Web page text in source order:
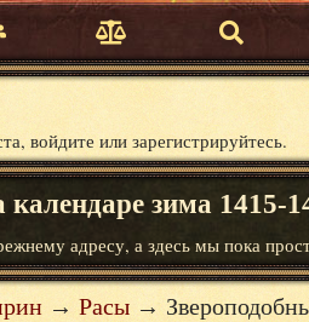
войдите или зарегистрируйтесь.
календаре зима 1415-
адресу, а здесь мы пока
→Расы →